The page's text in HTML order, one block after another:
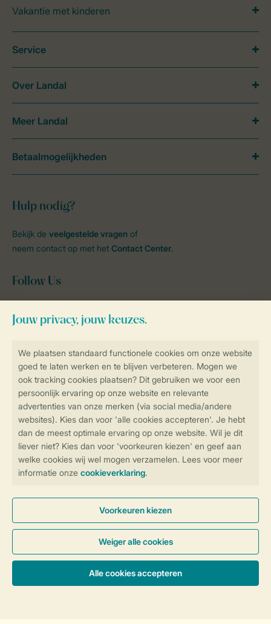
Controle over jouw gegevens &
privacy
Instellingen wijzigen
Veilig en snel online boeken
Veilige gegevensoverdracht
Veilige betaling
Vakantie met kinderen
Hulp nodig?
Bekijk de veelgestelde vragen of
neem contact op met het Contact Center.
Follow Us
Blijf op de hoogte
Service
Over Landal
Meer Landal
Betaalmogelijkheden